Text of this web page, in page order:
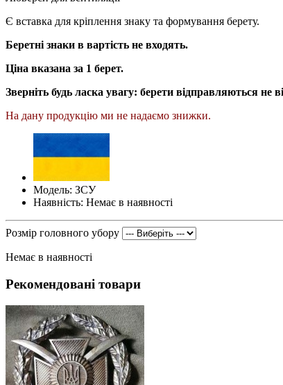
Є вставка для кріплення знаку та формування берету.
Беретні знаки в вартість не входять.
Ціна вказана за 1 берет.
Зверніть будь ласка увагу: берети відправляються не
На дану продукцію ми не надаємо знижки.
Модель: ЗСУ
Наявність: Немає в наявності
Розмір головного убору
Немає в наявності
Рекомендовані товари